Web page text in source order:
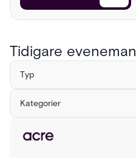
Tidigare
Typ
Kategorier